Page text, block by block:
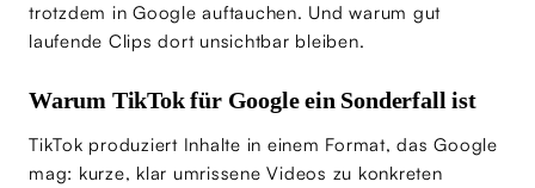
trotzdem in Google auftauchen. Und warum gut
laufende Clips dort unsichtbar bleiben.
Warum TikTok für Google ein Sonderfall ist
TikTok produziert Inhalte in einem Format, das Google
mag: kurze, klar umrissene Videos zu konkreten